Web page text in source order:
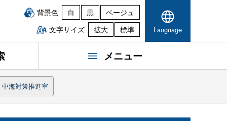
背景色 白 黒
ベージュ
文字サイズ
拡大 標準 Language
メニュー
海対策推進室